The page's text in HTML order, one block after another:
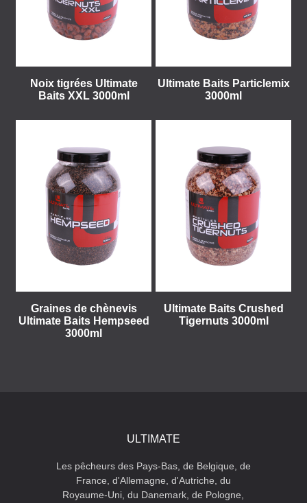
Noix tigrées Ultimate
Baits XXL 3000ml
Ultimate Baits Particlemix
3000ml
Graines de chènevis
Ultimate Baits Hempseed
3000ml
Ultimate Baits Crushed
Tigernuts 3000ml
ULTIMATE
Les pêcheurs des Pays-Bas, de Belgique, de
France, d'Allemagne, d'Autriche, du
Royaume-Uni, du Danemark, de Pologne,